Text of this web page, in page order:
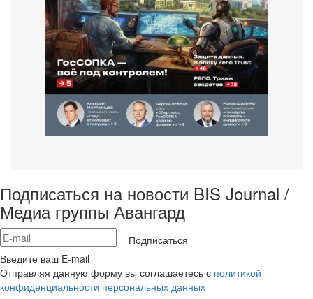
Подписаться на новости BIS Journal /
Медиа группы Авангард
Подписаться
Введите ваш E-mail
Отправляя данную форму вы соглашаетесь с политикой
конфиденциальности персональных данных